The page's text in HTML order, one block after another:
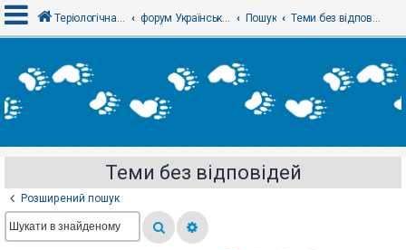
х
і
е
с
т
р
Теріологічна школа форум Українського теріологічного товариства Пошук Теми без відповідей
Теми без відповідей
Розширений пошук